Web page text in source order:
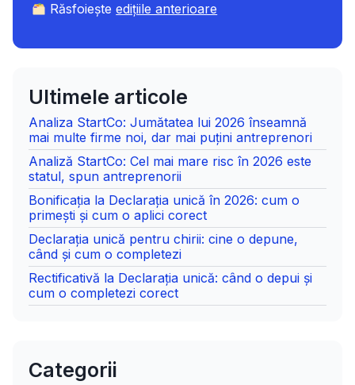
Răsfoieșteedițiile anterioare
Ultimele articole
Analiza StartCo: Jumătatea lui 2026 înseamnă
mai multe firme noi, dar mai puțini antreprenori
Analiză StartCo: Cel mai mare risc în 2026 este
statul, spun antreprenorii
Bonificația la Declarația unică în 2026: cum o
primești și cum o aplici corect
Declarația unică pentru chirii: cine o depune,
când și cum o completezi
Rectificativă la Declarația unică: când o depui și
cum o completezi corect
Categorii